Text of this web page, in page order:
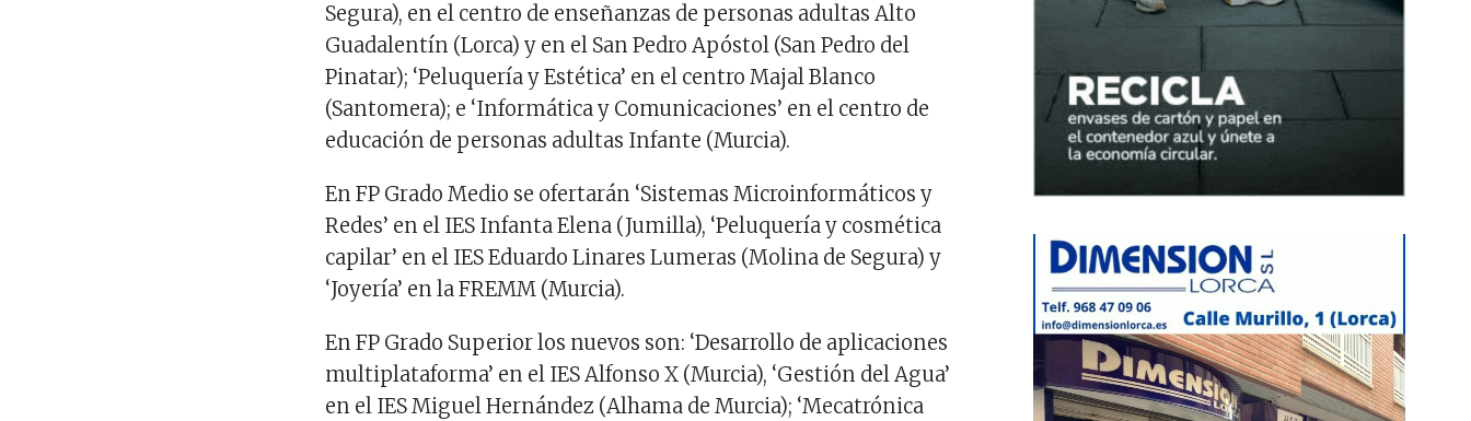
Segura), en el centro de enseñanzas de personas adultas Alto
Guadalentín (Lorca) y en el San Pedro Apóstol (San Pedro del
Pinatar); ‘Peluquería y Estética’ en el centro Majal Blanco
(Santomera); e ‘Informática y Comunicaciones’ en el centro de
educación de personas adultas Infante (Murcia).
En FP Grado Medio se ofertarán ‘Sistemas Microinformáticos y
Redes’ en el IES Infanta Elena (Jumilla), ‘Peluquería y cosmética
capilar’ en el IES Eduardo Linares Lumeras (Molina de Segura) y
‘Joyería’ en la FREMM (Murcia).
En FP Grado Superior los nuevos son: ‘Desarrollo de aplicaciones
multiplataforma’ en el IES Alfonso X (Murcia), ‘Gestión del Agua’
en el IES Miguel Hernández (Alhama de Murcia); ‘Mecatrónica